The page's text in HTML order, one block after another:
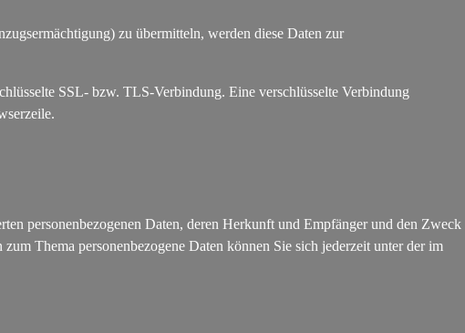
zu übermitteln, werden diese Daten zur
SSL- bzw. TLS-Verbindung. Eine verschlüsselte Verbindung
personenbezogenen Daten, deren Herkunft und Empfänger und den Zweck
Thema personenbezogene Daten können Sie sich jederzeit unter der im